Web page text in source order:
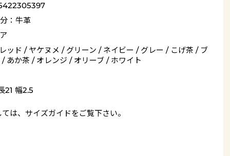
：牛革
ッド / ヤケヌメ / グリーン / ネイビー / グレー / こげ茶 / ブ
あか茶 / オレンジ / オリーブ / ホワイト
21 幅2.5
は、 サイズガイドをご覧下さい。